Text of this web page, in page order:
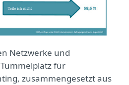
Netzwerke und
für
zusammengesetzt aus